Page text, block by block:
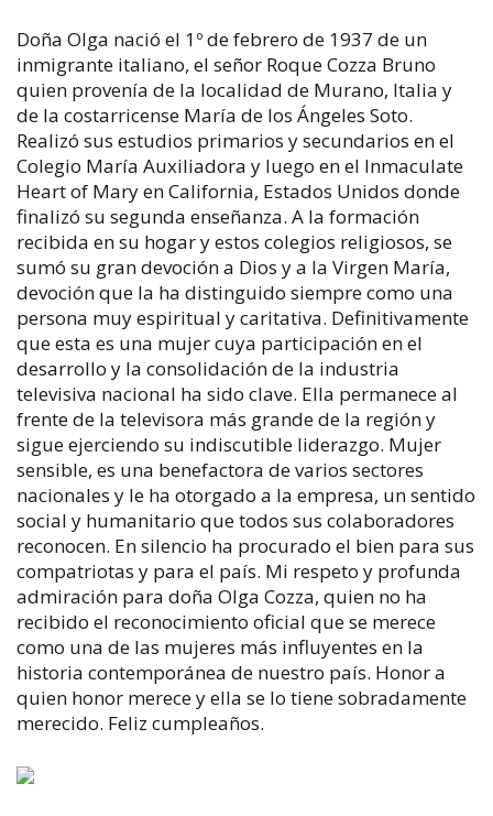
Doña Olga nació el 1º de febrero de 1937 de un
inmigrante italiano, el señor Roque Cozza Bruno
quien provenía de la localidad de Murano, Italia y
de la costarricense María de los Ángeles Soto.
Realizó sus estudios primarios y secundarios en el
Colegio María Auxiliadora y luego en el Inmaculate
Heart of Mary en California, Estados Unidos donde
finalizó su segunda enseñanza. A la formación
recibida en su hogar y estos colegios religiosos, se
sumó su gran devoción a Dios y a la Virgen María,
devoción que la ha distinguido siempre como una
persona muy espiritual y caritativa. Definitivamente
que esta es una mujer cuya participación en el
desarrollo y la consolidación de la industria
televisiva nacional ha sido clave. Ella permanece al
frente de la televisora más grande de la región y
sigue ejerciendo su indiscutible liderazgo. Mujer
sensible, es una benefactora de varios sectores
nacionales y le ha otorgado a la empresa, un sentido
social y humanitario que todos sus colaboradores
reconocen. En silencio ha procurado el bien para sus
compatriotas y para el país. Mi respeto y profunda
admiración para doña Olga Cozza, quien no ha
recibido el reconocimiento oficial que se merece
como una de las mujeres más influyentes en la
historia contemporánea de nuestro país. Honor a
quien honor merece y ella se lo tiene sobradamente
merecido. Feliz cumpleaños.